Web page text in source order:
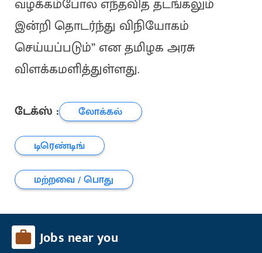
வழக்கம்போல எந்தவித தடங்கலும்
இன்றி தொடர்ந்து விநியோகம்
செய்யப்படும்” என தமிழக அரசு
விளக்கமளித்துள்ளது.
டேக்ஸ் :
லோக்கல்
டிரெண்டிங்
மற்றவை / பொது
Jobs near you